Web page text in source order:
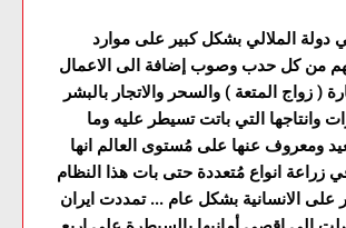
دولة الملالي بشكل كبير على موارد
من كل حدب وصوب إضافة الى الاعمال
( زواج المتعة ) والسحر والاتجار بالبشر
وانتاجها التي باتت تسيطر عليه وما
ومعروف عنها على مُستوى العالم انها
زراعة انواع مُتعددة حتى بات هذا النظام
على الانسانية بشكل عام ... تمددت ايران